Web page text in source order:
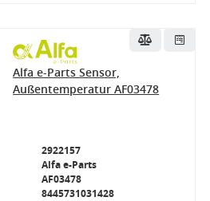
Alfa e-Parts Sensor,
Außentemperatur AF03478
2922157
Alfa e-Parts
AF03478
8445731031428